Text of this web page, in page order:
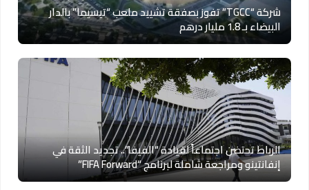
شركة “TGCC” تفوز بصفقة تشييد ملعب “تيسيما” بالدار
البيضاء بـ 1.8 مليار درهم
الرباط تحتضن اجتماعاً لقيادة “الفيفا”.. تجديد الثقة في
إنفانتينو ومراجعة شاملة لبرنامج “FIFA Forward”